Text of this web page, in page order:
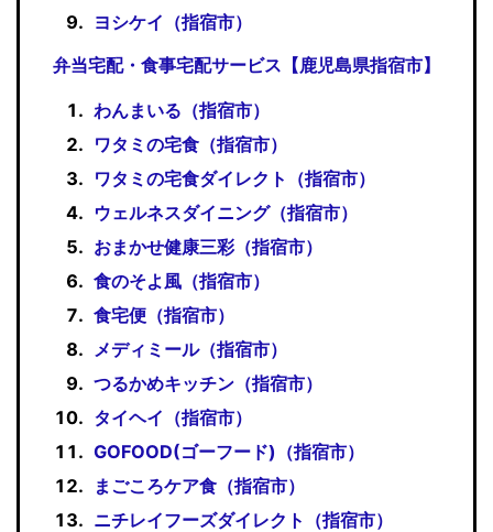
ヨシケイ（指宿市）
弁当宅配・食事宅配サービス【鹿児島県指宿市】
わんまいる（指宿市）
ワタミの宅食（指宿市）
ワタミの宅食ダイレクト（指宿市）
ウェルネスダイニング（指宿市）
おまかせ健康三彩（指宿市）
食のそよ風（指宿市）
食宅便（指宿市）
メディミール（指宿市）
つるかめキッチン（指宿市）
タイヘイ（指宿市）
GOFOOD(ゴーフード)（指宿市）
まごころケア食（指宿市）
ニチレイフーズダイレクト（指宿市）